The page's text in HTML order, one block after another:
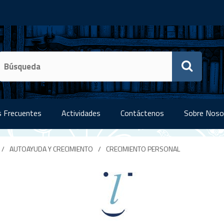
Frecuentes Actividades Contáctenos Sobre
/ AUTOAYUDA Y CRECIMIENTO / CRECIMIENTO PERSONAL